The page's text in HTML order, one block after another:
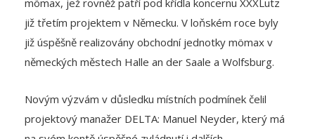
již úspěšně realizovány obchodní jednotky mömax v
německých městech Halle an der Saale a Wolfsburg.
Novým výzvám v důsledku místních podmínek čelil
na svém kontě úspěšné zvládnutí i dalších
mezinárodních projektů DELTA. Jako osoba